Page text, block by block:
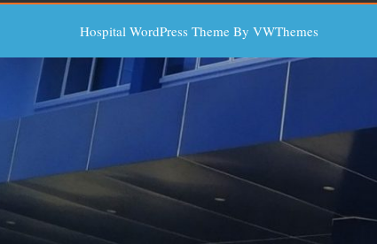
Hospital WordPress ThemeBy VWThemes
Scroll
Up